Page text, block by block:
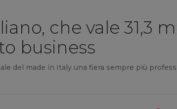
che vale 31,3
business
del made in Italy una fiera sempre più